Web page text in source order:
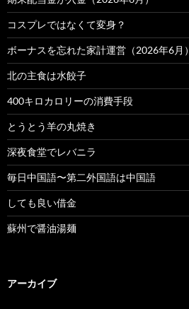
コスプレではなくて変身？
ボーナスを忘れた家計運営（2026年6月）
北の主食は水餃子
400キロカロリーの消費手段
とうとう羊の丸焼き
深夜食堂でレバニラ
毎日中国語〜第二外国語は中国語
しても良い借金
蘇州で醤油湯麺
アーカイブ